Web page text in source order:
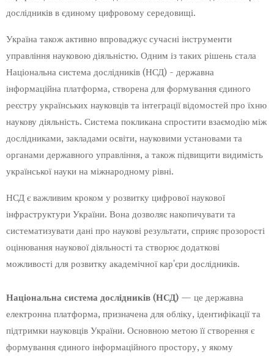
дослідників в єдиному цифровому середовищі.
Україна також активно впроваджує сучасні інструменти
управління науковою діяльністю. Одним із таких рішень стала
Національна система дослідників (НСД) - державна
інформаційна платформа, створена для формування єдиного
реєстру українських науковців та інтеграції відомостей про їхню
наукову діяльність. Система покликана спростити взаємодію між
дослідниками, закладами освіти, науковими установами та
органами державного управління, а також підвищити видимість
української науки на міжнародному рівні.
НСД є важливим кроком у розвитку цифрової наукової
інфраструктури України. Вона дозволяє накопичувати та
систематизувати дані про наукові результати, сприяє прозорості
оцінювання наукової діяльності та створює додаткові
можливості для розвитку академічної кар'єри дослідників.
Національна система дослідників (НСД) — це державна
електронна платформа, призначена для обліку, ідентифікації та
підтримки науковців України. Основною метою її створення є
формування єдиного інформаційного простору, у якому